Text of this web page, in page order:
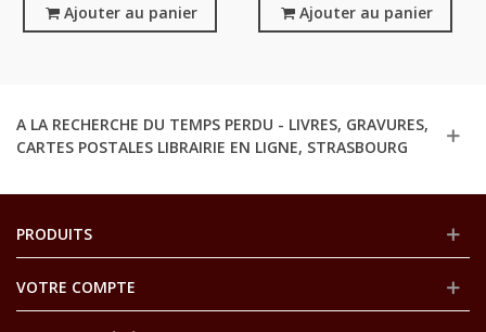
Scouts, Camping,
Ajouter au panier
Western, Dos Cuir Rainures,
Ajouter au panier
A LA RECHERCHE DU TEMPS PERDU - LIVRES, GRAVURES,
CARTES POSTALES LIBRAIRIE EN LIGNE, STRASBOURG
PRODUITS
VOTRE COMPTE